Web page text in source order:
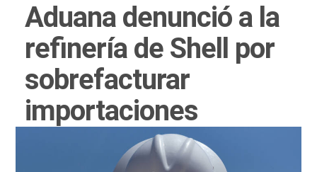
Aduana denunció a la
refinería de Shell por
sobrefacturar
importaciones